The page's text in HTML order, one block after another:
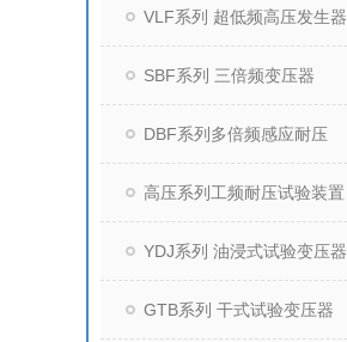
VLF系列 超低频高压发生器
SBF系列 三倍频变压器
DBF系列多倍频感应耐压
高压系列工频耐压试验装置
YDJ系列 油浸式试验变压器
GTB系列 干式试验变压器